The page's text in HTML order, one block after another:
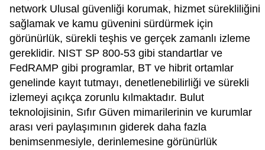
network Ulusal güvenliği korumak, hizmet sürekliliğini
sağlamak ve kamu güvenini sürdürmek için
görünürlük, sürekli teşhis ve gerçek zamanlı izleme
gereklidir. NIST SP 800-53 gibi standartlar ve
FedRAMP gibi programlar, BT ve hibrit ortamlar
genelinde kayıt tutmayı, denetlenebilirliği ve sürekli
izlemeyi açıkça zorunlu kılmaktadır. Bulut
teknolojisinin, Sıfır Güven mimarilerinin ve kurumlar
arası veri paylaşımının giderek daha fazla
benimsenmesiyle, derinlemesine görünürlük